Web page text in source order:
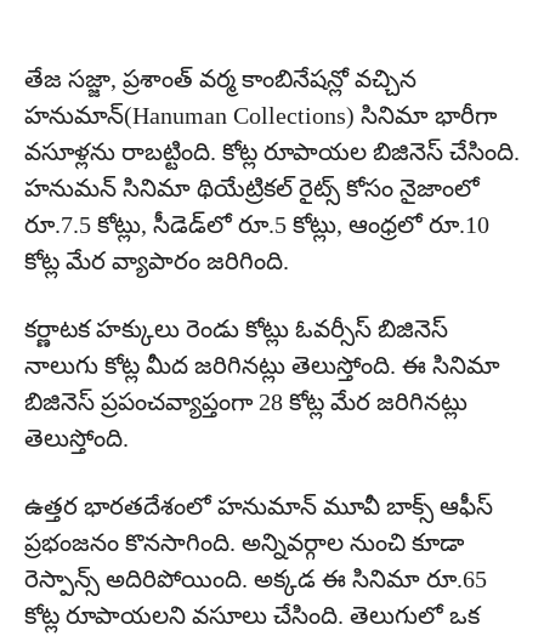
తేజ సజ్జా, ప్రశాంత్ వర్మ కాంబినేషన్లో వచ్చిన
హనుమాన్(Hanuman Collections) సినిమా భారీగా
వసూళ్లను రాబట్టింది. కోట్ల రూపాయల బిజినెస్ చేసింది.
హనుమన్ సినిమా థియేట్రికల్ రైట్స్ కోసం నైజాంలో
రూ.7.5 కోట్లు, సీడెడ్‌లో రూ.5 కోట్లు, ఆంధ్రలో రూ.10
కోట్ల మేర వ్యాపారం జరిగింది.
కర్ణాటక హక్కులు రెండు కోట్లు ఓవర్సీస్ బిజినెస్
నాలుగు కోట్ల మీద జరిగినట్లు తెలుస్తోంది. ఈ సినిమా
బిజినెస్ ప్రపంచవ్యాప్తంగా 28 కోట్ల మేర జరిగినట్లు
తెలుస్తోంది.
ఉత్తర భారతదేశంలో హనుమాన్ మూవీ బాక్స్ ఆఫీస్
ప్రభంజనం కొనసాగింది. అన్నివర్గాల నుంచి కూడా
రెస్పాన్స్ అదిరిపోయింది. అక్కడ ఈ సినిమా రూ.65
కోట్ల రూపాయలని వసూలు చేసింది. తెలుగులో ఒక